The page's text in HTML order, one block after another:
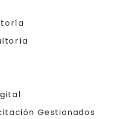
Gestionados